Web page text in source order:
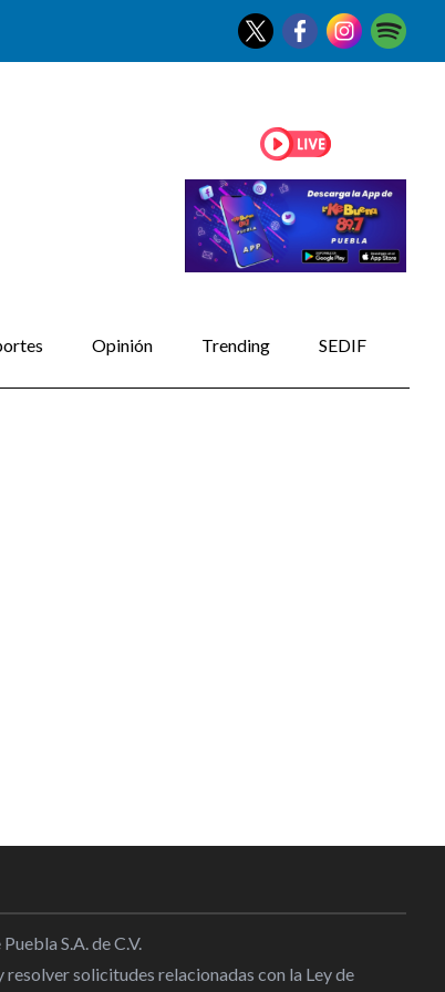
Opinión Trending SEDIF
S.A. de C.V.
resolver solicitudes relacionadas con la Ley de